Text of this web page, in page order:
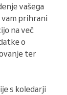
vašega
prihrani
na več
o
ter
s koledarji